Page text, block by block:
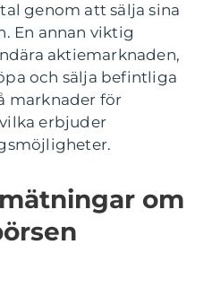
genom att sälja sina
En annan viktig
aktiemarknaden,
och sälja befintliga
marknader för
erbjuder
om